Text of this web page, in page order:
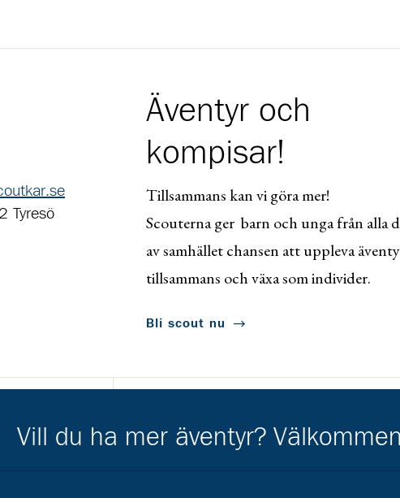
Tyresö
Äventyr och
kompisar!
Tillsammans kan vi göra mer!
Scouterna ger barn och unga från alla
av samhället chansen att uppleva
tillsammans och växa som individer.
Bli scout nu
Kårkompis
Gå till https://www.transformant.se
Vill du ha mer äventyr?